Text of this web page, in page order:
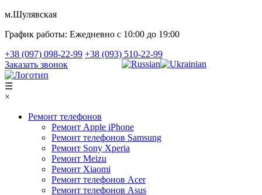
м.Шулявская
График работы: Ежедневно с 10:00 до 19:00
+38 (097) 098-22-99 +38 (093) 510-22-99
Заказать звонок
☰
×
Ремонт телефонов
Ремонт Apple iPhone
Ремонт телефонов Samsung
Ремонт Sony Xperia
Ремонт Meizu
Ремонт Xiaomi
Ремонт телефонов Acer
Ремонт телефонов Asus